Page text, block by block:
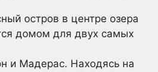
остров в центре озера
домом для двух самых
и Мадерас. Находясь на